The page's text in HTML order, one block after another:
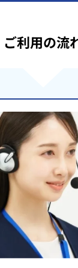
ご利用の流